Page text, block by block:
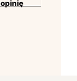
opinię